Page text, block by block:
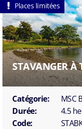
Places limitées
STAVANGER À
Catégorie:
MSC
Durée:
4.5
Code: